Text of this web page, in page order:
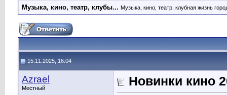
Музыка, кино, театр, клубы... Музыка, кино, театр, клубная жизнь
15.11.2025, 16:04
Azrael
Местный
Новинки кино